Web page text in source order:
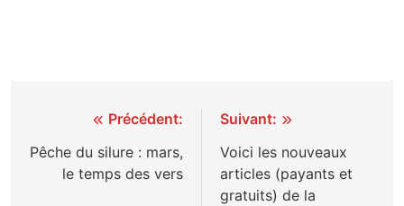
Navigation
de
l’article
Précédent:
Pêche du silure : mars,
le temps des vers
Suivant:
Voici les nouveaux
articles (payants et
gratuits) de la